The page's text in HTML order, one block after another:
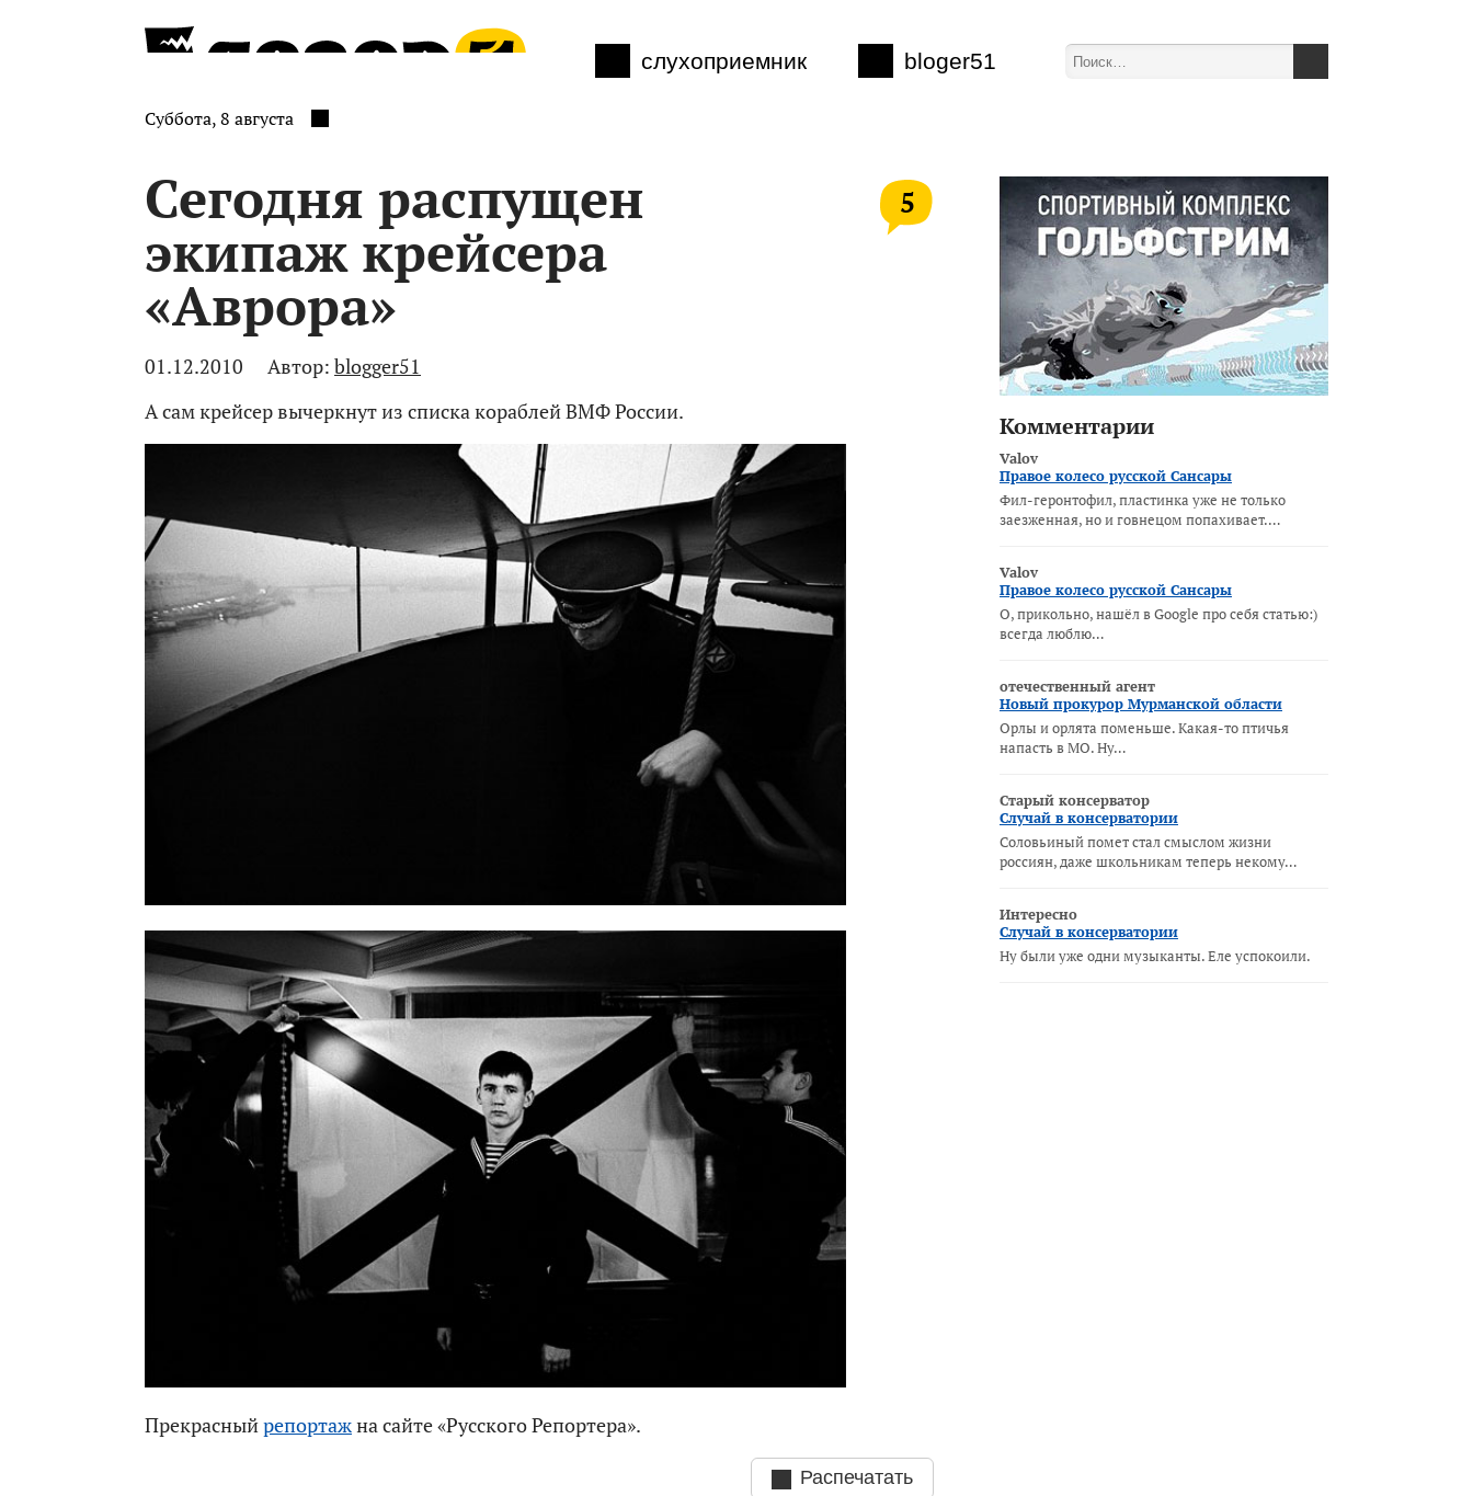
слухоприемник bloger51
Суббота, 8 августа
Сегодня распущен
экипаж крейсера
«Аврора»
5
01.12.2010 Автор: blogger51
А сам крейсер вычеркнут из списка кораблей ВМФ России.
Прекрасныйрепортажна сайте «Русского Репортера».
Распечатать
Комментарии
Valov
Правое колесо русской Сансары
Фил-геронтофил, пластинка уже не только
заезженная, но и говнецом попахивает.…
Valov
Правое колесо русской Сансары
О, прикольно, нашёл в Google про себя статью:)
всегда люблю…
отечественный агент
Новый прокурор Мурманской области
Орлы и орлята поменьше. Какая-то птичья
напасть в МО. Ну…
Старый консерватор
Случай в консерватории
Соловьиный помет стал смыслом жизни
россиян, даже школьникам теперь некому…
Интересно
Случай в консерватории
Ну были уже одни музыканты. Еле успокоили.